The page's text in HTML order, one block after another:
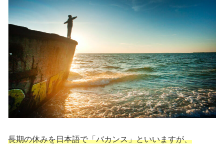
長期の休みを日本語で「バカンス」といいますが、